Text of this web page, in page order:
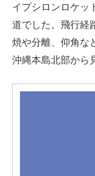
イプシロンロケッ
道でした。飛行経
焼や分離、仰角な
沖縄本島北部から